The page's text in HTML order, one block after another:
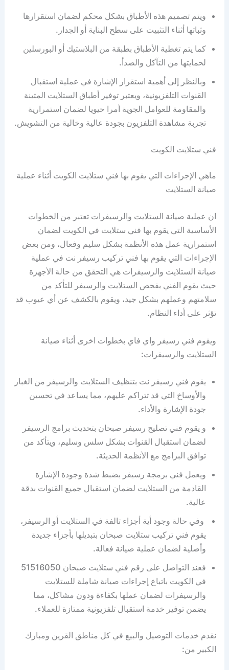
ويتم تصميم هذه الأطباق بشكل محكم لضمان استقرارها
وثباتها أثناء التثبيت على سطح البناية أو الجدار.
كما يتم تغطية الأطباق بطبقة من البلاستيك أو البورسلين
لحمايتها من التآكل والصدأ.
وبالنظر إلى أهمية استقرار الإشارة في عملية استقبال
القنوات التلفزيونية، ويعتبر توفير أطباق الستلايت المتينة
والمقاومة للعوامل الجوية أمرا حيويا لضمان استمرارية
تجربة مشاهدة التلفزيون بجودة عالية وخالية من التشويش.
فني ستلايت الكويت
ماهي الإجراءات التي يقوم بها فني ستلايت الكويت أثناء عملية
صيانة الستلايت
ان عملية صيانة الستلايت والرسيفرات تعتبر من الخطوات
الأساسية التي يقوم بها فني ستلايت في الكويت لضمان
استمرارية عمل هذه الأنظمة بشكل سليم وفعال، ومن بعض
الإجراءات التي يقوم بها فني تركيب رسيفر نت في عملية
صيانة الستلايت والرسيفرات هي التحقق من حالة الأجهزة
حيث يقوم الفني بفحص الستلايت والرسيفر للتأكد من
سلامتهم وعملهم بشكل جيد، ويقوم بالكشف عن أي عيوب قد
تؤثر على أداء النظام.
ويقوم فني رسيفر واي فاي بخطوات اخرى أثناء صيانة
الستلايت والرسيفرات:
يقوم فني رسيفر نت بتنظيف الستلايت والرسيفر من الغبار
والأوساخ التي قد تتراكم عليهم، مما يساعد في تحسين
جودة الإشارة والأداء.
و يقوم فني تصليح رسيفر صبحان بتحديث برامج الرسيفر
لضمان استقبال القنوات بشكل سلس وسليم، ويتأكد من
توافق البرامج مع الأنظمة الحديثة.
ويعمل فني برمجة رسيفر بضبط شدة وجودة الإشارة
القادمة من الستلايت لضمان استقبال جميع القنوات بدقة
عالية.
وفي حالة وجود أية أجزاء تالفة في الستلايت أو الرسيفر،
يقوم فني تركيب ستلايت صبحان بتبديلها بأجزاء جديدة
وأصلية لضمان عملية صيانة فعالة.
فعند التواصل على رقم فني ستلايت صبحان 51516050
في الكويت باتباع إجراءات صيانة شاملة للستلايت
والرسيفرات لضمان عملها بكفاءة ودون مشاكل، مما
يضمن توفير خدمة استقبال تلفزيونية ممتازة للعملاء.
نقدم خدمات التوصيل والبيع في كل مناطق القرين ومبارك
الكبير من: